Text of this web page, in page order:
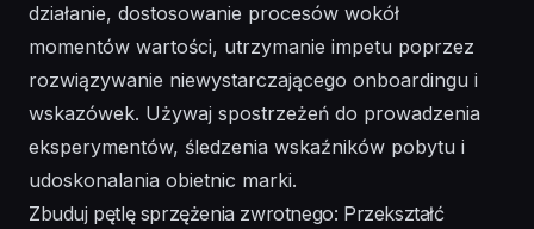
działanie, dostosowanie procesów wokół
momentów wartości, utrzymanie impetu poprzez
rozwiązywanie niewystarczającego onboardingu i
wskazówek. Używaj spostrzeżeń do prowadzenia
eksperymentów, śledzenia wskaźników pobytu i
udoskonalania obietnic marki.
Zbuduj pętlę sprzężenia zwrotnego: Przekształć